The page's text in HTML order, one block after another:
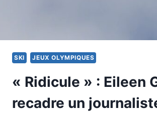
SKI JEUX OLYMPIQUES
« Ridicule » : Eileen
recadre un